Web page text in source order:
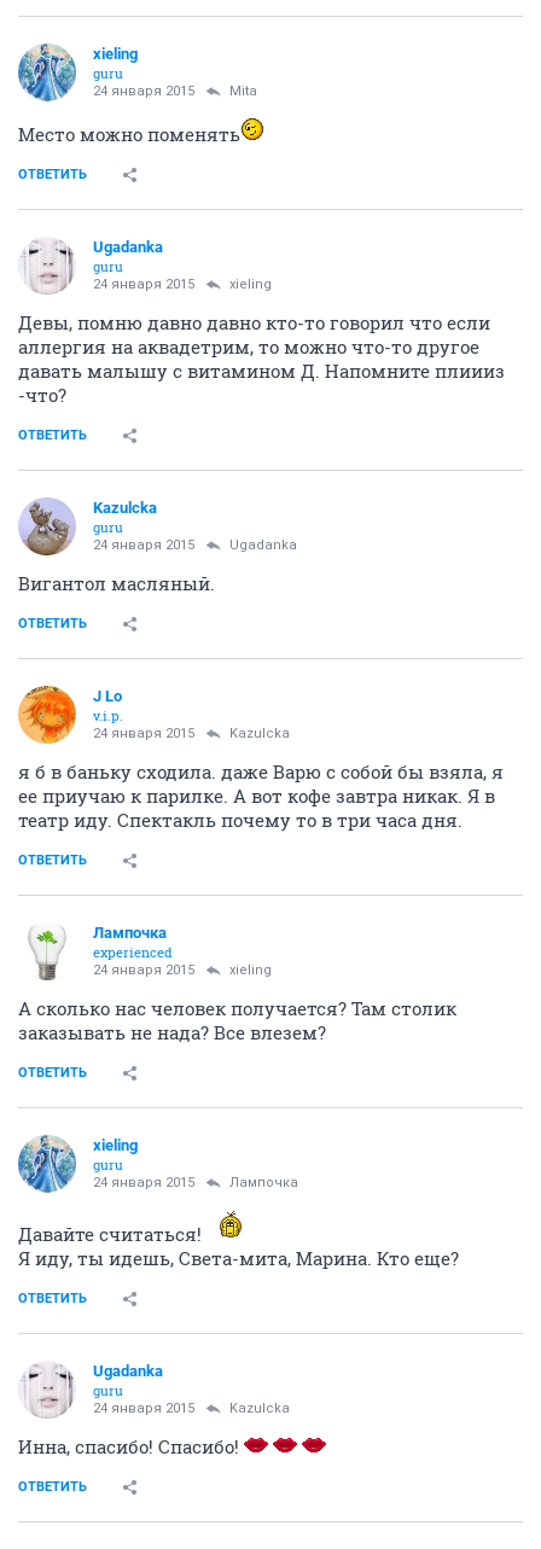
xieling
guru
24 января 2015 Mita
Место можно поменять
ОТВЕТИТЬ
Ugadanka
guru
24 января 2015 xieling
Девы, помню давно давно кто-то говорил что если
аллергия на аквадетрим, то можно что-то другое
давать малышу с витамином Д. Напомните плиииз
-что?
ОТВЕТИТЬ
Kazulcka
guru
24 января 2015 Ugadanka
Вигантол масляный.
ОТВЕТИТЬ
J Lo
v.i.p.
24 января 2015 Kazulcka
я б в баньку сходила. даже Варю с собой бы взяла, я
ее приучаю к парилке. А вот кофе завтра никак. Я в
театр иду. Спектакль почему то в три часа дня.
ОТВЕТИТЬ
Лампочка
experienced
24 января 2015 xieling
А сколько нас человек получается? Там столик
заказывать не нада? Все влезем?
ОТВЕТИТЬ
xieling
guru
24 января 2015 Лампочка
Давайте считаться!
Я иду, ты идешь, Света-мита, Марина. Кто еще?
ОТВЕТИТЬ
Ugadanka
guru
24 января 2015 Kazulcka
Инна, спасибо! Спасибо!
ОТВЕТИТЬ